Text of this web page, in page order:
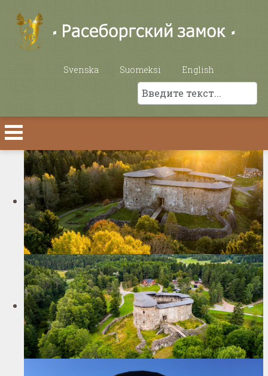
Выберите язык
Svenska Suomeksi English
Поиск